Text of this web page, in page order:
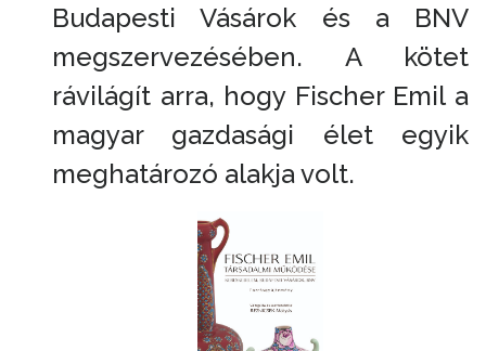
Budapesti Vásárok és a BNV
megszervezésében. A kötet
rávilágít arra, hogy Fischer Emil a
magyar gazdasági élet egyik
meghatározó alakja volt.